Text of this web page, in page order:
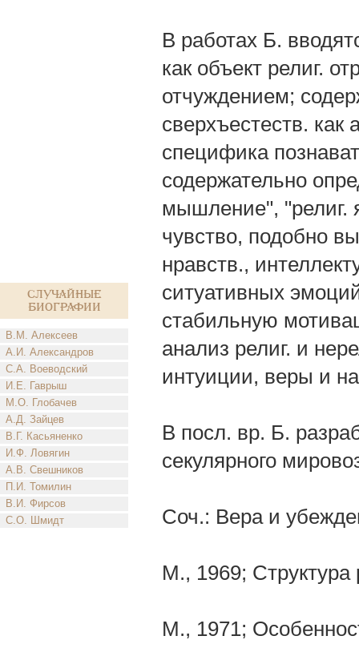
Случайные
биографии
В.М. Алексеев
А.И. Александров
С.А. Воеводский
И.Е. Гаврыш
М.О. Глобачев
А.Д. Зайцев
В.Г. Касьяненко
И.Ф. Ловягин
А.В. Свешников
П.И. Томилин
В.И. Фирсов
С.О. Шмидт
В работах Б.
как объект религ.
отчуждением;
сверхъестеств. как
специфика
содержательно
мышление", "религ.
чувство, подобно
нравств.,
ситуативных
стабильную
анализ религ. и
интуиции, веры и
В посл. вр. Б.
секулярного
Соч.: Вера и
М., 1969; Структура
М., 1971;